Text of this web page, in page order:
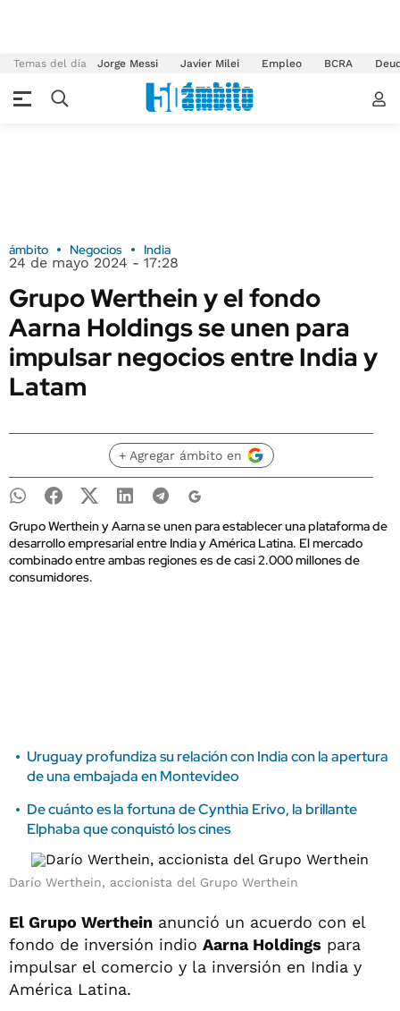
Temas del día Jorge Messi Javier Milei Empleo BCRA
ámbito Negocios India
24 de mayo 2024 - 17:28
Grupo Werthein y el fondo
Aarna Holdings se unen para
impulsar negocios entre India y
Latam
+ Agregar ámbito en
Grupo Werthein y Aarna se unen para establecer una plataforma de
desarrollo empresarial entre India y América Latina. El mercado
combinado entre ambas regiones es de casi 2.000 millones de
consumidores.
Uruguay profundiza su relación con India con la apertura
de una embajada en Montevideo
De cuánto es la fortuna de Cynthia Erivo, la brillante
Elphaba que conquistó los cines
Darío Werthein, accionista del Grupo Werthein
El Grupo Werthein anunció un acuerdo con el
fondo de inversión indio Aarna Holdings para
impulsar el comercio y la inversión en India y
América Latina.